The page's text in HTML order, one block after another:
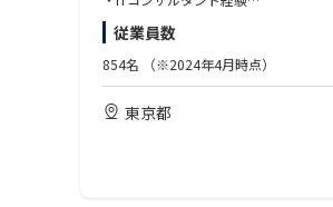
◆スタートアップや成長企業の開発
◎アサインプロジェクト例
大手製造業におけるデジタルマーケ
・IPO準備中スタートアップ会社様の
◎歓迎要件
・リーダー以上のマネジメント経験（
・相手の立場や背景を汲みながら、
・組織課題に対して主体的に業務改善
従業員数
854名 （※2024年4月時点）
東京都